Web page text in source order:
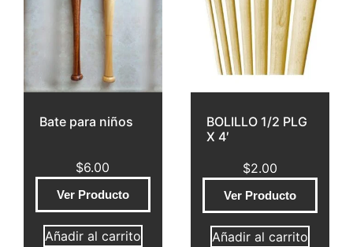
Bate para niños
$6.00
Ver Producto
Añadir al carrito
BOLILLO 1/2 PLG
X 4′
$2.00
Ver Producto
Añadir al carrito